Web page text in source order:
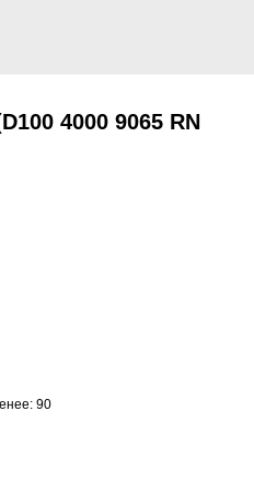
4000 9065 RN
90